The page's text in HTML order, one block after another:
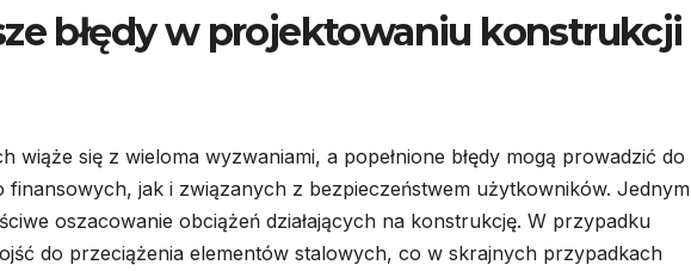
błędy w projektowaniu konstrukcji
wiąże się z wieloma wyzwaniami, a popełnione błędy mogą prowadzić do
jak i związanych z bezpieczeństwem użytkowników. Jednym
oszacowanie obciążeń działających na konstrukcję. W przypadku
do przeciążenia elementów stalowych, co w skrajnych przypadkach